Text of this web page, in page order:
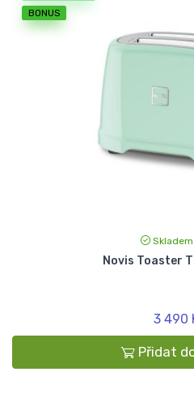
BONUS
Skladem
Novis Toaster
3 490
Přidat